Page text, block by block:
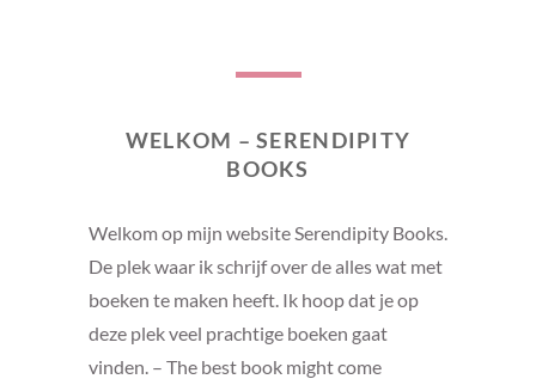
WELKOM – SERENDIPITY
BOOKS
Welkom op mijn website Serendipity Books.
De plek waar ik schrijf over de alles wat met
boeken te maken heeft. Ik hoop dat je op
deze plek veel prachtige boeken gaat
vinden. – The best book might come